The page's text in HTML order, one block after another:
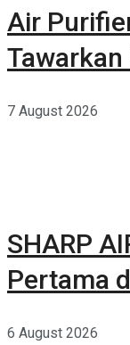
Air
7 August 2026
SHARP
Pertama
6 August 2026